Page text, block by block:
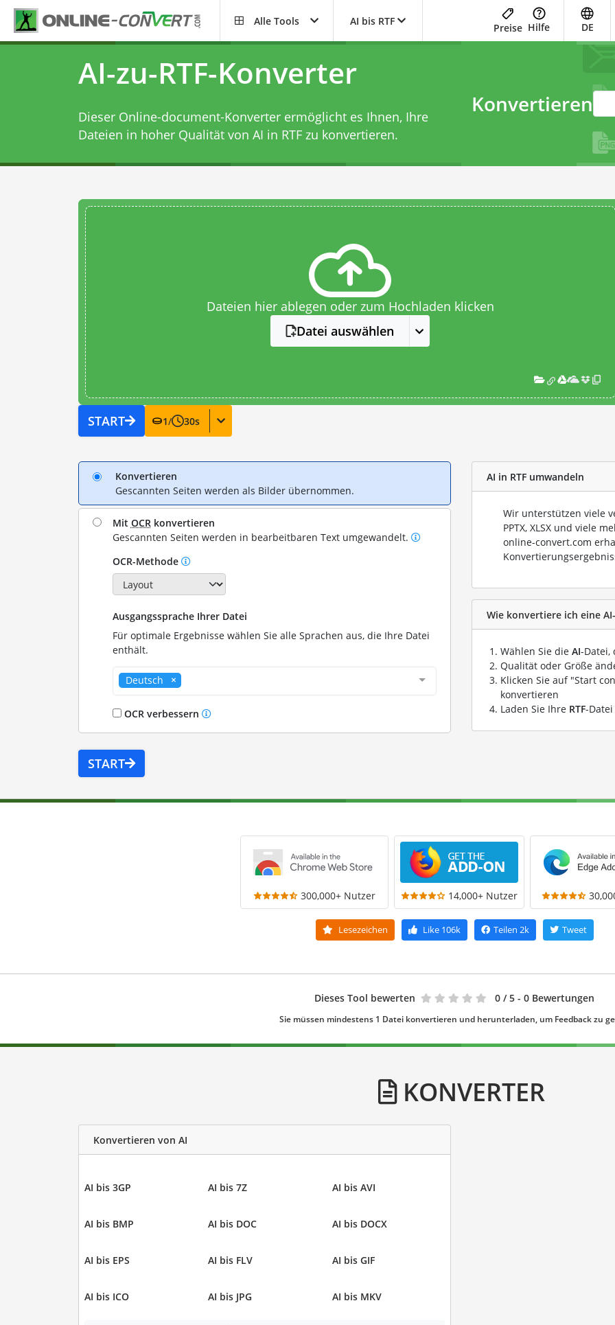
Alle Tools AI bis RTF
Preise Hilfe DE
AI-zu-RTF-Konverter
Dieser Online-document-Konverter ermöglicht es Ihnen, Ihre
Dateien in hoher Qualität von AI in RTF zu konvertieren.
Konvertieren
Dateien hier ablegen oder zum Hochladen klicken
Datei auswählen
START 1/ 30s
Konvertieren
Gescannten Seiten werden als Bilder übernommen.
Mit OCRkonvertieren
Gescannten Seiten werden in bearbeitbaren Text umgewandelt.
OCR-Methode
Ausgangssprache Ihrer Datei
Für optimale Ergebnisse wählen Sie alle Sprachen aus, die Ihre Datei
enthält.
Deutsch
OCR verbessern
START
AI in RTF umwandeln
Wir unterstützen viele
PPTX, XLSX und viele
online-convert.com
Wie konvertiere ich eine
Wählen Sie die AI-Datei,
Qualität oder Größe
Klicken Sie auf "Start
konvertieren
Laden Sie Ihre RTF-
300,000+ Nutzer 14,000+ Nutzer
Lesezeichen Like106k Teilen 2k Tweet
Dieses Tool bewerten 0 / 5 - 0 Bewertungen
Sie müssen mindestens 1 Datei konvertieren und herunterladen, um Feedback zu
KONVERTER
Konvertieren von AI
AI bis 3GP AI bis 7Z AI bis AVI
AI bis BMP AI bis DOC AI bis DOCX
AI bis EPS AI bis FLV AI bis GIF
AI bis ICO AI bis JPG AI bis MKV